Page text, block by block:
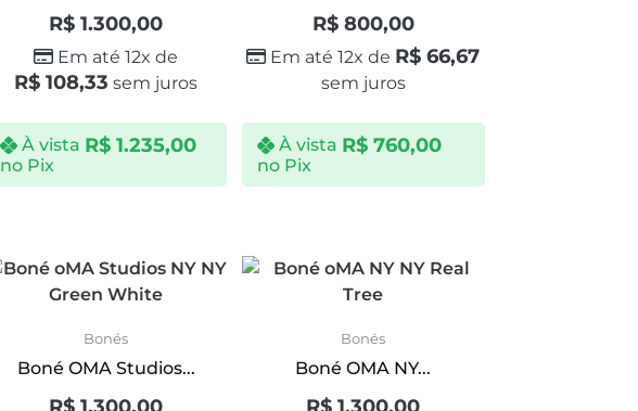
R$ 1.300,00
Em até 12x de
R$ 108,33 sem juros
À vista R$1.235,00
no Pix
R$800,00
Em até 12x de R$ 66,67
sem juros
À vista R$760,00
no Pix
Bonés
Boné OMA Studios...
Bonés
Boné OMA NY...